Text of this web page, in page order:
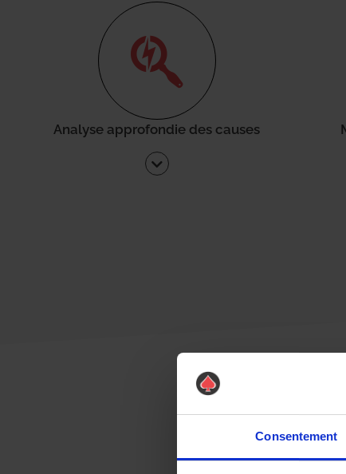
Consentement
Analyse approfondie des causes